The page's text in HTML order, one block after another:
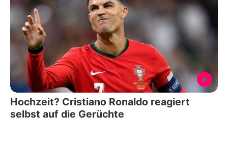
Hochzeit? Cristiano Ronaldo reagiert
selbst auf die Gerüchte